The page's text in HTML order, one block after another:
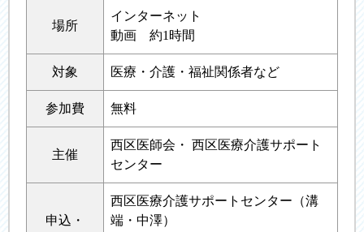
場所
インターネット
動画 約1時間
対象 医療・介護・福祉関係者など
参加費 無料
主催
西区医師会・ 西区医療介護サポート
センター
申込・
西区医療介護サポートセンター（溝
端・中澤）